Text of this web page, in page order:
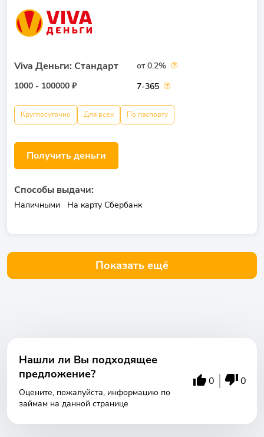
Viva Деньги: Стандарт
1000 - 100000 ₽
от 0.2%
7-365
Круглосуточно Для всех По паспорту
Получить деньги
Способы выдачи:
Наличными На карту Сбербанк
Показать ещё
Нашли ли Вы подходящее
предложение?
Оцените, пожалуйста, информацию по
займам на данной странице
0 0